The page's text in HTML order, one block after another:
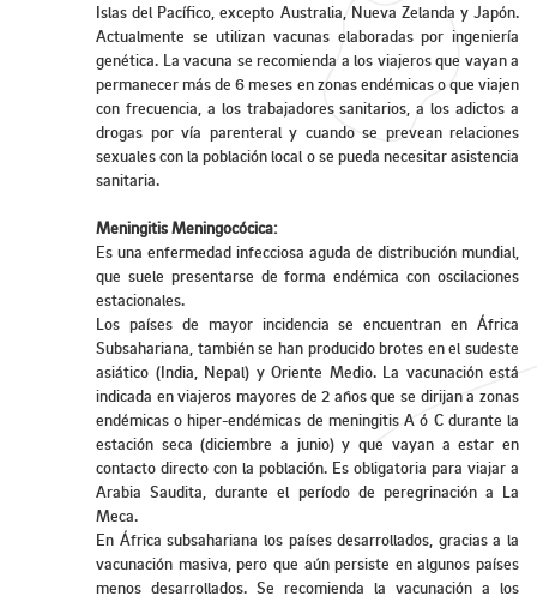
Islas del Pacífico, excepto Australia, Nueva Zelanda y Japón.
Actualmente se utilizan vacunas elaboradas por ingeniería
genética. La vacuna se recomienda a los viajeros que vayan a
permanecer más de 6 meses en zonas endémicas o que viajen
con frecuencia, a los trabajadores sanitarios, a los adictos a
drogas por vía parenteral y cuando se prevean relaciones
sexuales con la población local o se pueda necesitar asistencia
sanitaria.
Meningitis Meningocócica:
Es una enfermedad infecciosa aguda de distribución mundial,
que suele presentarse de forma endémica con oscilaciones
estacionales.
Los países de mayor incidencia se encuentran en África
Subsahariana, también se han producido brotes en el sudeste
asiático (India, Nepal) y Oriente Medio. La vacunación está
indicada en viajeros mayores de 2 años que se dirijan a zonas
endémicas o hiper-endémicas de meningitis A ó C durante la
estación seca (diciembre a junio) y que vayan a estar en
contacto directo con la población. Es obligatoria para viajar a
Arabia Saudita, durante el período de peregrinación a La
Meca.
En África subsahariana los países desarrollados, gracias a la
vacunación masiva, pero que aún persiste en algunos países
menos desarrollados. Se recomienda la vacunación a los